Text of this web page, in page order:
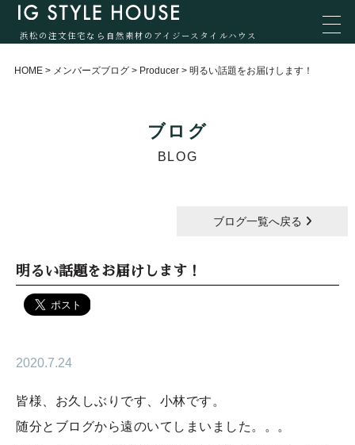
浜松の注文住宅なら自然素材のアイジースタイルハウス
HOME > メンバーズブログ > Producer > 明るい話題をお届けします！
ブログ
BLOG
ブログ一覧へ戻る
明るい話題をお届けします！
2020.7.24
皆様、お久しぶりです、小林です。
随分とブログから遠のいてしまいました。。。